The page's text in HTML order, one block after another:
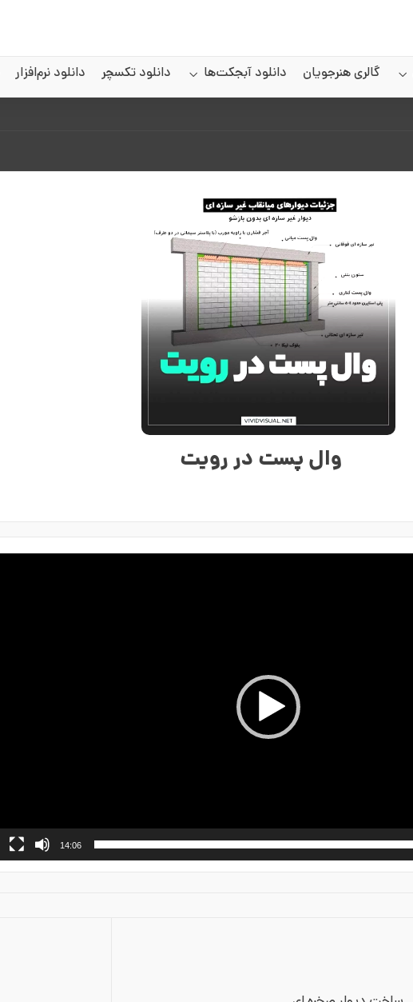
گالری هنرجویان دانلود آبجکت‌ها دانلود تکسچر دانلود نرم‌افزار
وال پست در رویت
14:06